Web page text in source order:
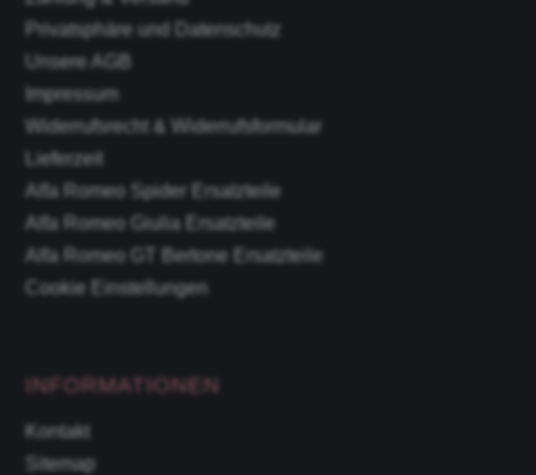
Privatsphäre und Datenschutz
Unsere AGB
Impressum
Widerrufsrecht & Widerrufsformular
Lieferzeit
Alfa Romeo Spider Ersatzteile
Alfa Romeo Giulia Ersatzteile
Alfa Romeo GT Bertone Ersatzteile
Cookie Einstellungen
INFORMATIONEN
Kontakt
Sitemap